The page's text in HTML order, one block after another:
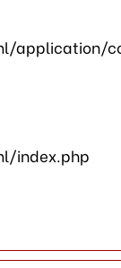
application/
index.php